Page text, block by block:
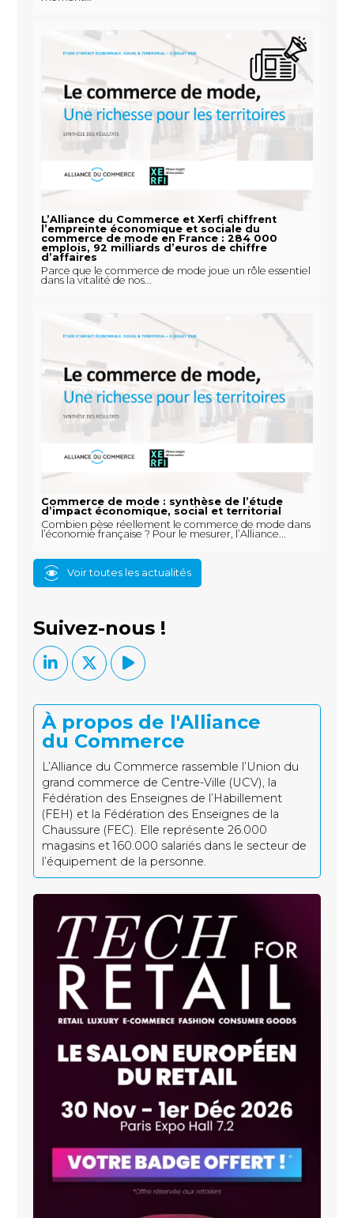
L’Alliance du Commerce et Xerfi chiffrent
l’empreinte économique et sociale du
commerce de mode en France : 284 000
emplois, 92 milliards d’euros de chiffre
d’affaires
Parce que le commerce de mode joue un rôle essentiel
dans la vitalité de nos...
Commerce de mode : synthèse de l’étude
d’impact économique, social et territorial
Combien pèse réellement le commerce de mode dans
l’économie française ? Pour le mesurer, l’Alliance...
Voir toutes les actualités
Suivez-nous !
À propos de l'Alliance
du Commerce
L’Alliance du Commerce rassemble l’Union du
grand commerce de Centre-Ville (UCV), la
Fédération des Enseignes de l’Habillement
(FEH) et la Fédération des Enseignes de la
Chaussure (FEC). Elle représente 26.000
magasins et 160.000 salariés dans le secteur de
l’équipement de la personne.